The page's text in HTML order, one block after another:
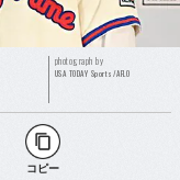
photograph by
USA TODAY Sports/AFLO
コピー